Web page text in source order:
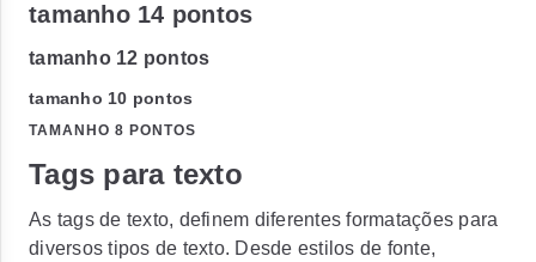
tamanho 14 pontos
tamanho 12 pontos
tamanho 10 pontos
TAMANHO 8 PONTOS
Tags para texto
As tags de texto, definem diferentes formatações para
diversos tipos de texto. Desde estilos de fonte,